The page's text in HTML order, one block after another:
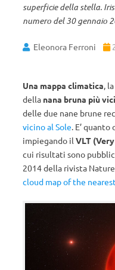
superficie della stella.
numero del 30 gennaio
Eleonora Ferroni
Una mappa climatica,
della nana bruna più
delle due nane brune
vicino al Sole. E’
impiegando il VLT
cui risultati sono
2014 della rivista
cloud map of the